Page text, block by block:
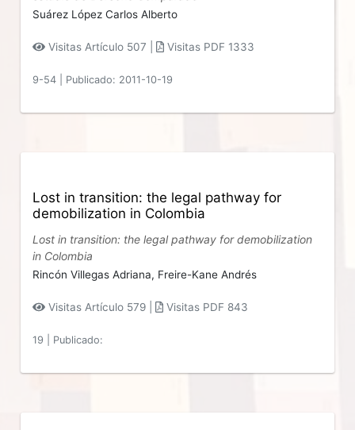
Suárez López Carlos Alberto
Visitas Artículo 507 | Visitas PDF 1333
9-54 Publicado: 2011-10-19
Lost in transition: the legal pathway for
demobilization in Colombia
Lost in transition: the legal pathway for demobilization
in Colombia
Rincón Villegas Adriana, Freire-Kane Andrés
Visitas Artículo 579 | Visitas PDF 843
19 Publicado: